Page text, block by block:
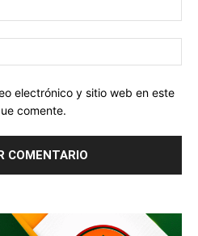
electrónico y sitio web en este
comente.